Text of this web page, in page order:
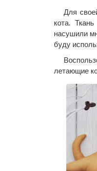
Для
кота.
насушили
буду
летающие